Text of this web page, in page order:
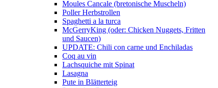
Moules Cancale (bretonische Muscheln)
Poller Herbstrollen
Spaghetti a la turca
McGerryKing (oder: Chicken Nuggets, Fritten
und Saucen)
UPDATE: Chili con carne und Enchiladas
Coq au vin
Lachsquiche mit Spinat
Lasagna
Pute in Blätterteig